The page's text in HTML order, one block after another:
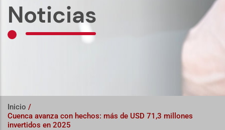
Noticias
Inicio /
Cuenca avanza con hechos: más de USD 71,3 millones
invertidos en 2025